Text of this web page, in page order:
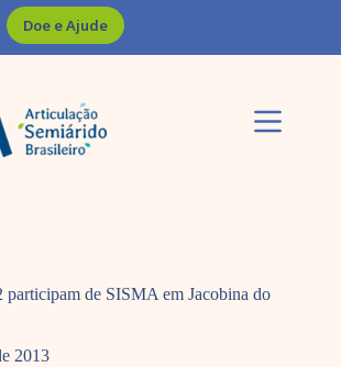
Doe e Ajude
de SISMA em Jacobina do
2013